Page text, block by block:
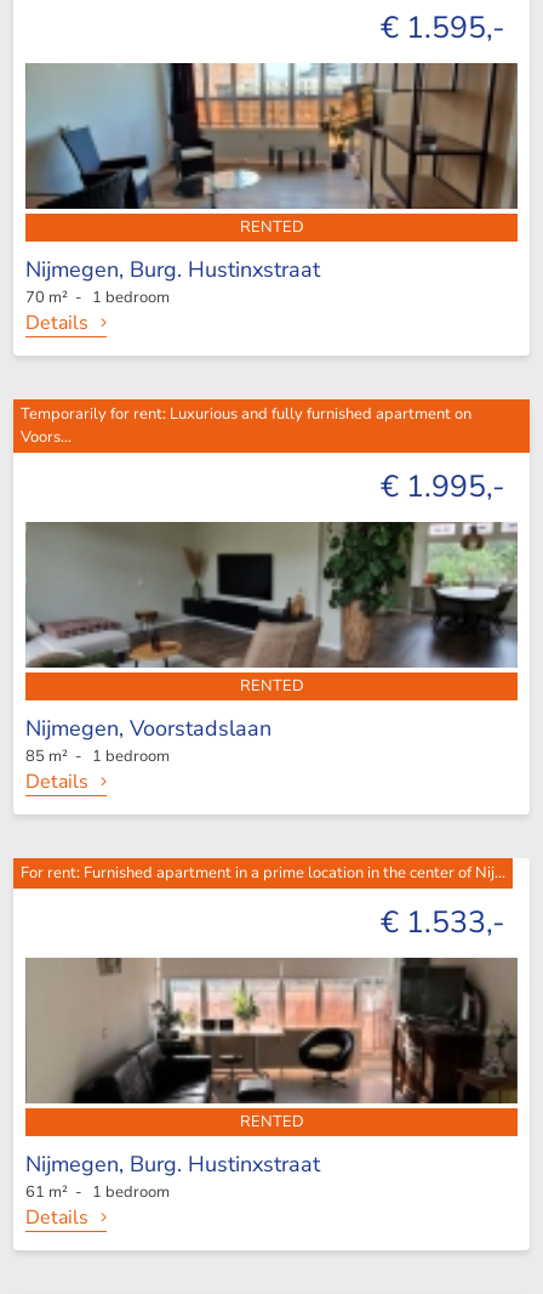
€ 1.595,-
RENTED
Nijmegen, Burg. Hustinxstraat
70 m² - 1 bedroom
Details
Temporarily for rent: Luxurious and fully furnished apartment on
Voors...
€ 1.995,-
RENTED
Nijmegen, Voorstadslaan
85 m² - 1 bedroom
Details
For rent: Furnished apartment in a prime location in the center of Nij...
€ 1.533,-
RENTED
Nijmegen, Burg. Hustinxstraat
61 m² - 1 bedroom
Details